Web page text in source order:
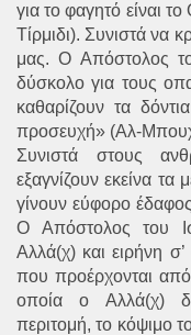
για το φαγητό είναι
Τίρμιδι). Συνιστά να
μας. Ο Απόστολος
δύσκολο για τους
καθαρίζουν τα
προσευχή» (Αλ-
Συνιστά στους
εξαγνίζουν εκείνα
γίνουν εύφορο
Ο Απόστολος του
Αλλά(χ) και ειρήνη σ’
που προέρχονται
οποία ο Αλλά(χ)
περιτομή, το κόψιμο